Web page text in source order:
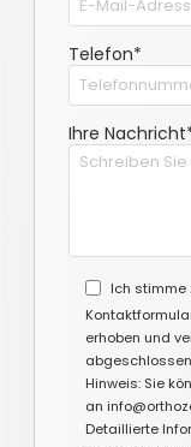
Telefon*
Ihre
Ich stimme
erhoben und
Hinweis: Sie
an
Detaillierte